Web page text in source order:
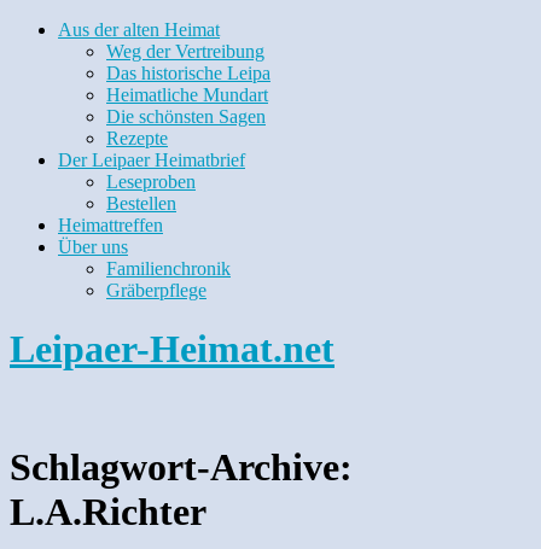
Aus der alten Heimat
Weg der Vertreibung
Das historische Leipa
Heimatliche Mundart
Die schönsten Sagen
Rezepte
Der Leipaer Heimatbrief
Leseproben
Bestellen
Heimattreffen
Über uns
Familienchronik
Gräberpflege
Leipaer-Heimat.net
Schlagwort-Archive:
L.A.Richter